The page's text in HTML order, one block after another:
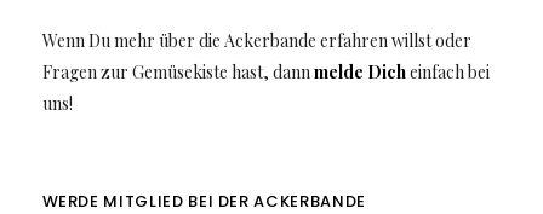
Wenn Du mehr über die Ackerbande erfahren willst oder
Fragen zur Gemüsekiste hast, dann melde Dicheinfach bei
uns!
WERDE MITGLIED BEI DER ACKERBANDE